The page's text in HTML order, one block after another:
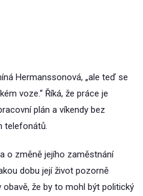
Hermanssonová, „ale teď se
voze.“ Říká, že práce je
plán a víkendy bez
telefonátů.
o změně jejího zaměstnání
dobu její život pozorně
že by to mohl být politický